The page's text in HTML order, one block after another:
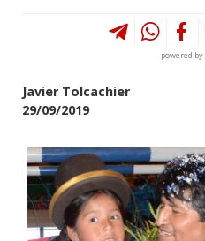
powered by
Javier Tolcachier
29/09/2019